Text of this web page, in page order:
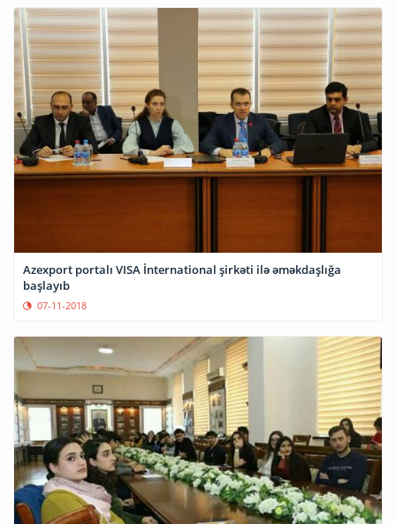
Azexport portalı VISA İnternational şirkəti ilə əməkdaşlığa
başlayıb
07-11-2018